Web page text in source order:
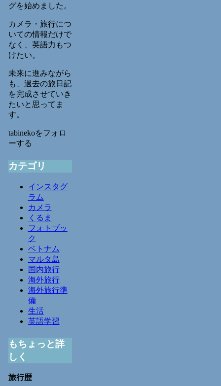
グを始めました。
カメラ・旅行につ
いての情報だけで
なく、英語力もつ
けたい。
未来に進みながら
も、過去の旅日記
を完成させていき
たいと思ってま
す。
tabinekoをフォロ
ーする
カテゴリ
インスタグ
ラム
カメラ
くるま
フォトブッ
ク
ベトナム
マルタ島
国内旅行
海外旅行
海外旅行準
備
生活
英語学習
もちょっと詳
しく
旅行歴